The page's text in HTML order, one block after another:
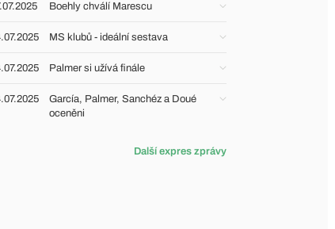
Boehly chválí Marescu
MS klubů - ideální sestava
Palmer si užívá finále
García, Palmer, Sanchéz a Doué
oceněni
Další expres zprávy